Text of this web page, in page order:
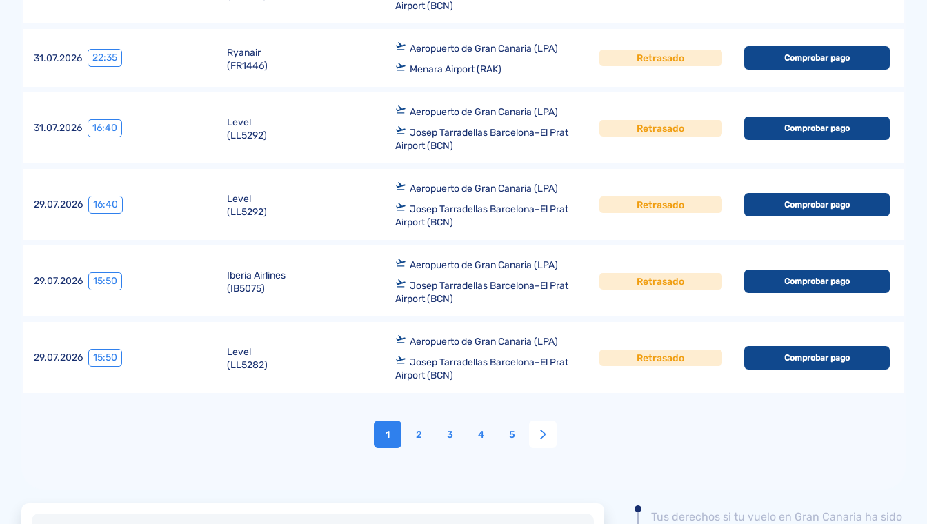
Airport (BCN)
31.07.2026 22:35
Ryanair
(FR1446)
Aeropuerto de Gran Canaria (LPA)
Menara Airport (RAK)
Retrasado Comprobar pago
31.07.2026 16:40
Level
(LL5292)
Aeropuerto de Gran Canaria (LPA)
Josep Tarradellas Barcelona–El Prat
Airport (BCN)
Retrasado Comprobar pago
29.07.2026 16:40
Level
(LL5292)
Aeropuerto de Gran Canaria (LPA)
Josep Tarradellas Barcelona–El Prat
Airport (BCN)
Retrasado Comprobar pago
29.07.2026 15:50
Iberia Airlines
(IB5075)
Aeropuerto de Gran Canaria (LPA)
Josep Tarradellas Barcelona–El Prat
Airport (BCN)
Retrasado Comprobar pago
29.07.2026 15:50
Level
(LL5282)
Aeropuerto de Gran Canaria (LPA)
Josep Tarradellas Barcelona–El Prat
Airport (BCN)
Retrasado Comprobar pago
1 2 3 4 5
Tus derechos si tu vuelo en Gran Canaria ha sido